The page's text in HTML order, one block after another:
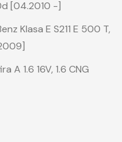
[04.2010 -]
Klasa E S211 E 500 T,
A 1.6 16V, 1.6 CNG